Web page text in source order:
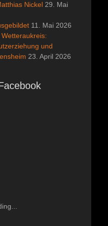
Nickel 29. Mai
11. Mai 2026
und
23. April 2026